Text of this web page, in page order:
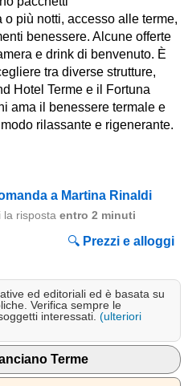
più notti, accesso alle terme,
benessere. Alcune offerte
e drink di benvenuto. È
tra diverse strutture,
Hotel Terme e il Fortuna
ama il benessere termale e
rilassante e rigenerante.
a Martina Rinaldi
la risposta entro 2 minuti
🔍 Prezzi e alloggi
ed editoriali ed è basata su
Verifica sempre le
interessati. (ulteriori
Terme